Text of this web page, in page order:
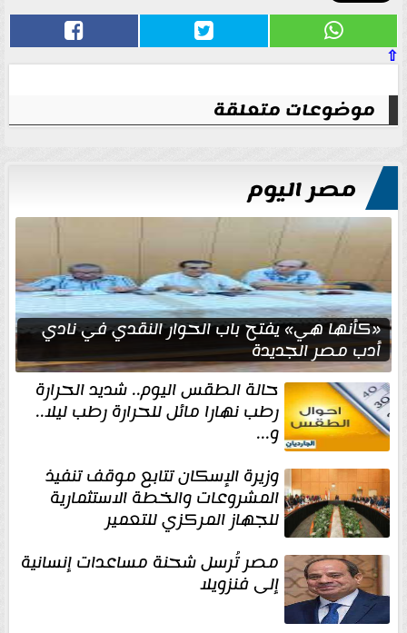
⇧
موضوعات متعلقة
مصر اليوم
«كأنها هي» يفتح باب الحوار النقدي في نادي
أدب مصر الجديدة
حالة الطقس اليوم.. شديد الحرارة
رطب نهارا مائل للحرارة رطب ليلا..
و...
وزيرة الإسكان تتابع موقف تنفيذ
المشروعات والخطة الاستثمارية
للجهاز المركزي للتعمير
مصر تُرسل شحنة مساعدات إنسانية
إلى فنزويلا